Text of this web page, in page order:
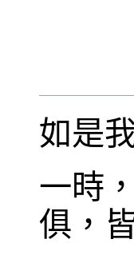
如是
一時
俱，